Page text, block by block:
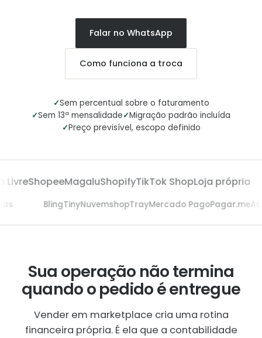
Falar no WhatsApp
Como funciona a troca
✓Sem percentual sobre o faturamento
✓Sem 13ª mensalidade✓Migração padrão incluída
✓Preço previsível, escopo definido
ShopeeMagaluShopifyTikTok ShopLoja própria
BlingTinyNuvemshopTrayMercado PagoPagar.me
Sua operação não termina
quando o pedido é entregue
Vender em marketplace cria uma rotina
financeira própria. É ela que a contabilidade